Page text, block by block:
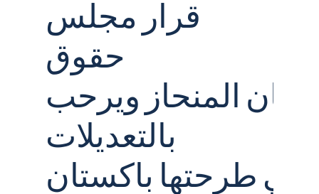
قرار مجلس
حقوق
المنحاز ويرحب
بالتعديلات
التي طرحتها باكستان